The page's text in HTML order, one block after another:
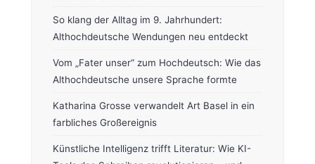
So klang der Alltag im 9. Jahrhundert:
Althochdeutsche Wendungen neu entdeckt
Vom „Fater unser“ zum Hochdeutsch: Wie das
Althochdeutsche unsere Sprache formte
Katharina Grosse verwandelt Art Basel in ein
farbliches Großereignis
Künstliche Intelligenz trifft Literatur: Wie KI-